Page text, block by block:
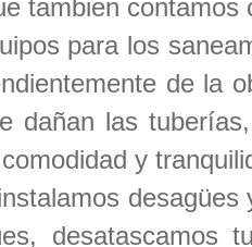
tambien
para los
de la
dañan las
y
desatascamos